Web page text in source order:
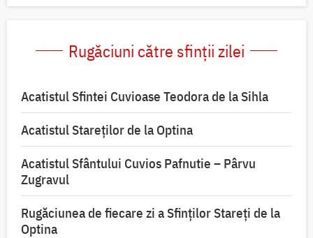
Rugăciuni către sfinții zilei
Acatistul Sfintei Cuvioase Teodora de la Sihla
Acatistul Stareţilor de la Optina
Acatistul Sfântului Cuvios Pafnutie – Pârvu
Zugravul
Rugăciunea de fiecare zi a Sfinților Stareți de la
Optina